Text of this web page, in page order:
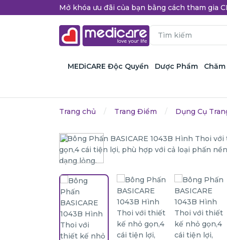
Mở khóa ưu đãi của bạn bằng cách tham gia
MEDiCARE Độc Quyền Dược Phẩm
Trang chủ Trang Điểm Dụng Cụ